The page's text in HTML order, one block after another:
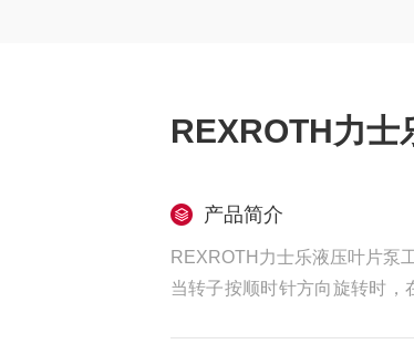
REXROTH力士
产品简介
REXROTH力士乐液压叶片泵
当转子按顺时针方向旋转时